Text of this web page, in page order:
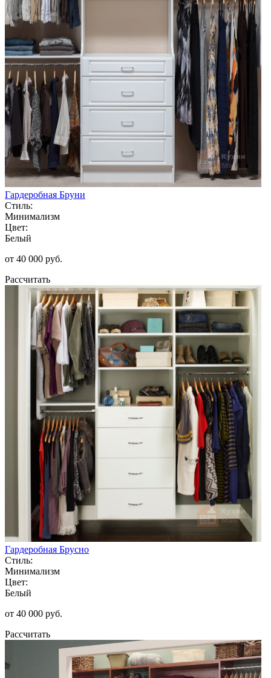
Гардеробная Бруни
Стиль:
Минимализм
Цвет:
Белый
от 40 000 руб.
Рассчитать
Гардеробная Брусно
Стиль:
Минимализм
Цвет:
Белый
от 40 000 руб.
Рассчитать